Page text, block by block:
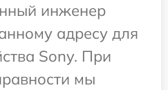
инженер
адресу для
Sony. При
мы